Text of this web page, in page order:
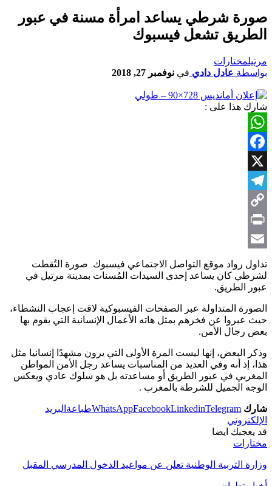
صورة شرطي يساعد امرأة مسنة في عبور
الطريق تشعل فيسبوك
مرتيلمختارات
بواسطة عادل دادي في نوفمبر 27, 2018
شارك هذا على :
WhatsApp
Facebook
X
Telegram
Copy
Link
Print
Email
تداول رواد موقع التواصل الاجتماعي فيسبوك صورة التُقطت
لشرطي كان يساعد إحدى السيدات المُسنات بمدينة مرتيل في
عبور الطريق.
الصورة المتداولة عبر الصفحات الفيسبوكية لاقت إعجاب النشطاء،
حيث عبروا عن فخرهم بمثل هاته الأعمال الإنسانية التي يقوم بها
بعض رجال الأمن.
وذكر البعض، إنها ليست المرة الأولى التي يرون مشهدًا إنسانيا مثل
هذا، إذ أنه وفي العديد من المناسبات يساعد رجل الأمن المواطن
المغربي في عبور الطريق أو مساعدته بل هو سلوك عادي ويعكس
الوجه الجميل للشرطة بالمغرب .
شارك WhatsAppFacebookLinkedinTelegram طباعة البريد
الإلكتروني
قد يعجبك ايضا
مختارات
وزارة التربية الوطنية تعلن عن مواعيد الدخول المدرسي المقبل